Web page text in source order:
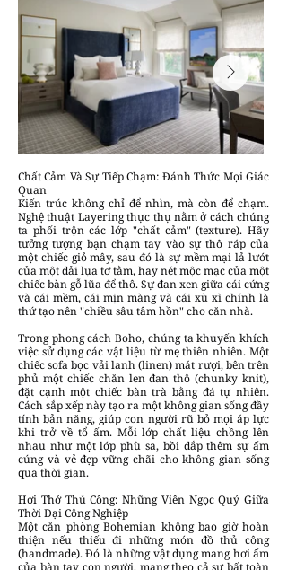
Chất Cảm Và Sự Tiếp Chạm: Đánh Thức Mọi Giác
Quan
Kiến trúc không chỉ để nhìn, mà còn để chạm.
Nghệ thuật Layering thực thụ nằm ở cách chúng
ta phối trộn các lớp "chất cảm" (texture). Hãy
tưởng tượng bạn chạm tay vào sự thô ráp của
một chiếc giỏ mây, sau đó là sự mềm mại lả lướt
của một dải lụa tơ tằm, hay nét mộc mạc của một
chiếc bàn gỗ lũa để thô. Sự đan xen giữa cái cứng
và cái mềm, cái mịn màng và cái xù xì chính là
thứ tạo nên "chiều sâu tâm hồn" cho căn nhà.
Trong phong cách Boho, chúng ta khuyến khích
việc sử dụng các vật liệu từ mẹ thiên nhiên. Một
chiếc sofa bọc vải lanh (linen) mát rượi, bên trên
phủ một chiếc chăn len đan thô (chunky knit),
đặt cạnh một chiếc bàn trà bằng đá tự nhiên.
Cách sắp xếp này tạo ra một không gian sống đầy
tính bản năng, giúp con người rũ bỏ mọi áp lực
khi trở về tổ ấm. Mỗi lớp chất liệu chồng lên
nhau như một lớp phù sa, bồi đắp thêm sự ấm
cúng và vẻ đẹp vững chãi cho không gian sống
qua thời gian.
Hơi Thở Thủ Công: Những Viên Ngọc Quý Giữa
Thời Đại Công Nghiệp
Một căn phòng Bohemian không bao giờ hoàn
thiện nếu thiếu đi những món đồ thủ công
(handmade). Đó là những vật dụng mang hơi ấm
của bàn tay con người, mang theo cả sự bất toàn